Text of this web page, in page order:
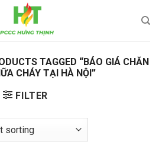
TAGGED “BÁO GIÁ CHĂN
CHÁY TẠI HÀ NỘI”
FILTER